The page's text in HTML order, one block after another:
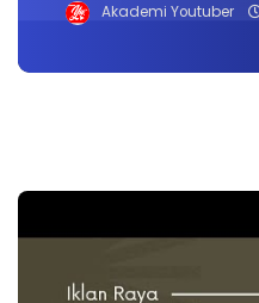
Akademi Youtuber